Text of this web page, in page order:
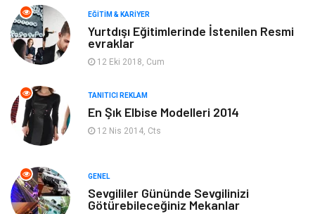
Makine
Elektronik
Giyim
Ev Dekorasyon Organizasyon
Anne & Çocuk Genel Kültür
EĞITIM & KARIYER
Yurtdışı Eğitimlerinde İstenilen Resmi
evraklar
12 Eki 2018, Cum
TANITICI REKLAM
En Şık Elbise Modelleri 2014
12 Nis 2014, Cts
GENEL
Sevgililer Gününde Sevgilinizi
Götürebileceğiniz Mekanlar